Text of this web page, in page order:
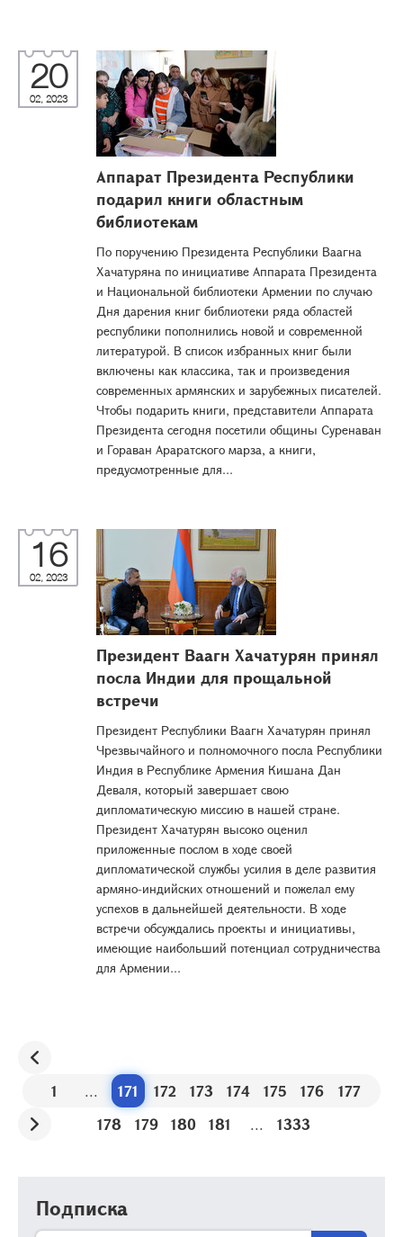
20
02, 2023
Аппарат Президента Республики
подарил книги областным
библиотекам
По поручению Президента Республики Ваагна
Хачатуряна по инициативе Аппарата Президента
и Национальной библиотеки Армении по случаю
Дня дарения книг библиотеки ряда областей
республики пополнились новой и современной
литературой. В список избранных книг были
включены как классика, так и произведения
современных армянских и зарубежных писателей.
Чтобы подарить книги, представители Аппарата
Президента сегодня посетили общины Суренаван
и Гораван Араратского марза, а книги,
предусмотренные для...
16
02, 2023
Президент Ваагн Хачатурян принял
посла Индии для прощальной
встречи
Президент Республики Ваагн Хачатурян принял
Чрезвычайного и полномочного посла Республики
Индия в Республике Армения Кишана Дан
Деваля, который завершает свою
дипломатическую миссию в нашей стране.
Президент Хачатурян высоко оценил
приложенные послом в ходе своей
дипломатической службы усилия в деле развития
армяно-индийских отношений и пожелал ему
успехов в дальнейшей деятельности. В ходе
встречи обсуждались проекты и инициативы,
имеющие наибольший потенциал сотрудничества
для Армении...
1 ... 171 172 173 174 175 176
177
178
179 180 181 ... 1333
Подписка